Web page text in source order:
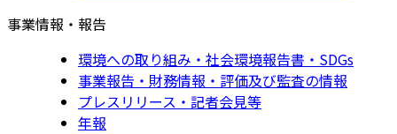
事業情報・報告
環境への取り組み・社会環境報告書・SDGs
事業報告・財務情報・評価及び監査の情報
プレスリリース・記者会見等
年報